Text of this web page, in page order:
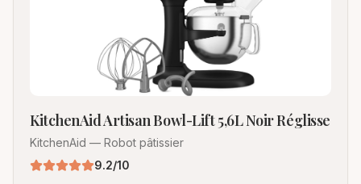
KitchenAid Artisan Bowl-Lift 5,6L Noir Réglisse
KitchenAid — Robot pâtissier
9.2/10